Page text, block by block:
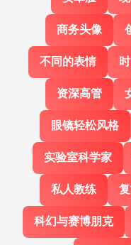
商务头像
不同的表情
资深高管
眼镜轻松风格
实验室科学家
私人教练
科幻与赛博朋克